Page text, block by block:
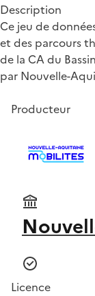
Description
Ce jeu de
et des parcours
de la CA du
par Nouvelle-
Producteur
Licence